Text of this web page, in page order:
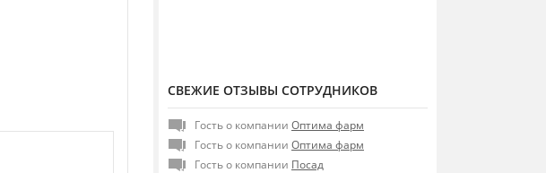
СВЕЖИЕ ОТЗЫВЫ СОТРУДНИКОВ
Гость о компании Оптима фарм
Гость о компании Оптима фарм
Гость о компании Посад